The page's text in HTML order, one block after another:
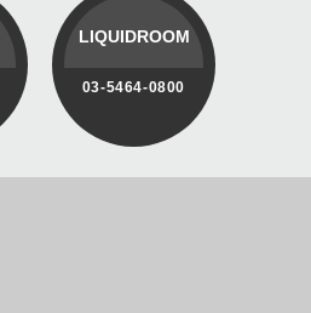
LIQUIDROOM
03-5464-0800